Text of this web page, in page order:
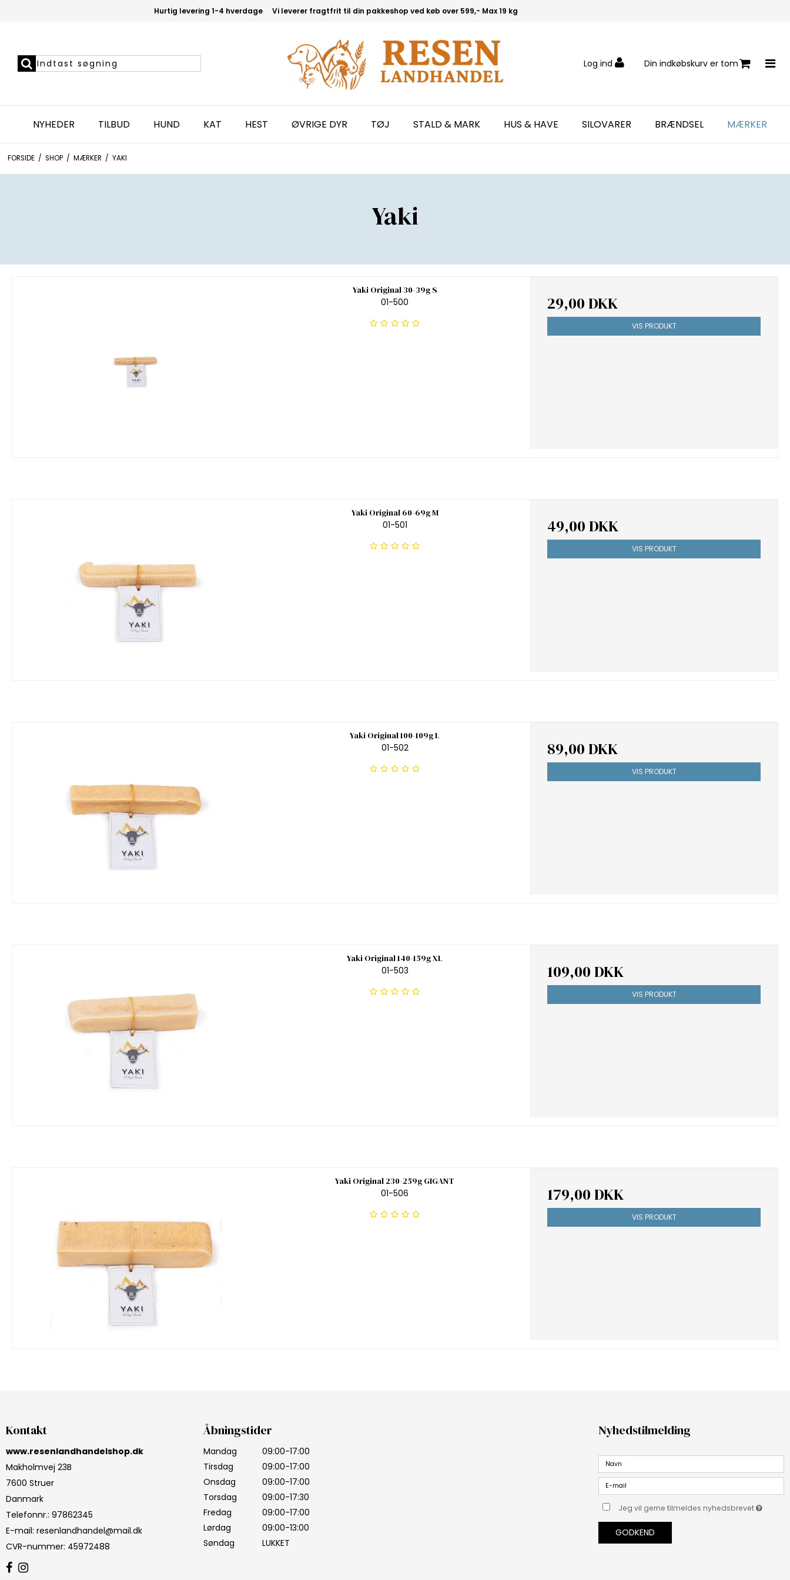
Hurtig levering 1-4 hverdage Vi leverer fragtfrit til din pakkeshop ved køb over 599,- Max 19 kg
Log ind Din indkøbskurv er tom
NYHEDER TILBUD HUND KAT HEST ØVRIGE DYR TØJ STALD & MARK HUS & HAVE SILOVARER BRÆNDSEL MÆRKER
FORSIDE / SHOP / MÆRKER / YAKI
Yaki
Yaki Original 30-39g S
01-500
29,00 DKK
VIS PRODUKT
Yaki Original 60-69g M
01-501
49,00 DKK
VIS PRODUKT
Yaki Original 100-109g L
01-502
89,00 DKK
VIS PRODUKT
Yaki Original 140-159g XL
01-503
109,00 DKK
VIS PRODUKT
Yaki Original 230-259g GIGANT
01-506
179,00 DKK
VIS PRODUKT
Kontakt
www.resenlandhandelshop.dk
Makholmvej 23B
7600 Struer
Danmark
Telefonnr.: 97862345
E-mail: resenlandhandel@mail.dk
CVR-nummer: 45972488
Åbningstider
Mandag
09:00-17:00
Tirsdag
09:00-17:00
Onsdag
09:00-17:00
Torsdag
09:00-17:30
Fredag
09:00-17:00
Lørdag
09:00-13:00
Søndag
LUKKET
Nyhedstilmelding
Jeg vil gerne tilmeldes nyhedsbrevet
GODKEND